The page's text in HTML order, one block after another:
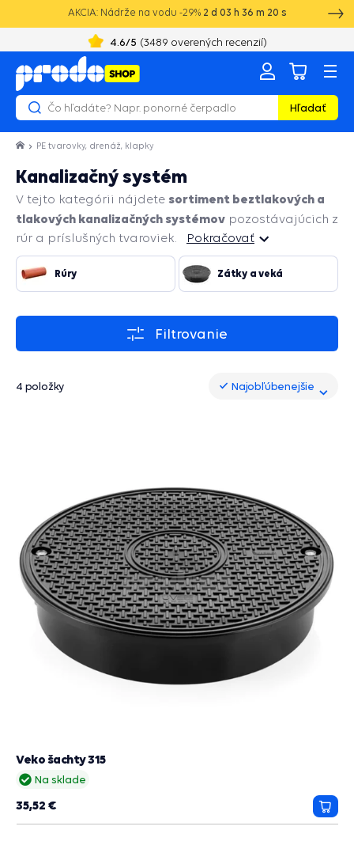
AKCIA: Nádrže na vodu -29% 2 d 03 h 36 m 19 s
4.6/5 (3489 overených recenzií)
Hľadať
PE tvarovky, drenáž, klapky
Kanalizačný systém
V tejto kategórii nájdete sortiment beztlakových a
tlakových kanalizačných systémov pozostávajúcich z
rúr a príslušných tvaroviek.
Pokračovať
Pokračovať
Rúry Zátky a veká
Filtrovanie
4 položky Najobľúbenejšie
Najobľúbenejšie
Na sklade
Veko šachty 315
35,52 €
do